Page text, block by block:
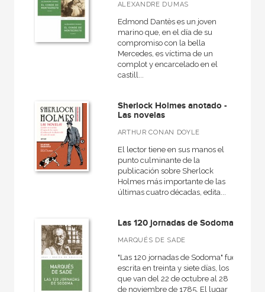
ALEXANDRE DUMAS
Edmond Dantès es un joven
marino que, en el día de su
compromiso con la bella
Mercedes, es víctima de un
complot y encarcelado en el
castill...
Sherlock Holmes anotado -
Las novelas
ARTHUR CONAN DOYLE
El lector tiene en sus manos el
punto culminante de la
publicación sobre Sherlock
Holmes más importante de las
últimas cuatro décadas, edita...
Las 120 jornadas de Sodoma
MARQUÉS DE SADE
"Las 120 jornadas de Sodoma" fue
escrita en treinta y siete días, los
que van del 22 de octubre al 28
de noviembre de 1785. El lugar